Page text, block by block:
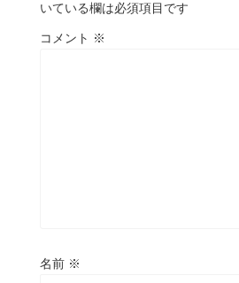
いている欄は必須項目です
コメント ※
名前 ※